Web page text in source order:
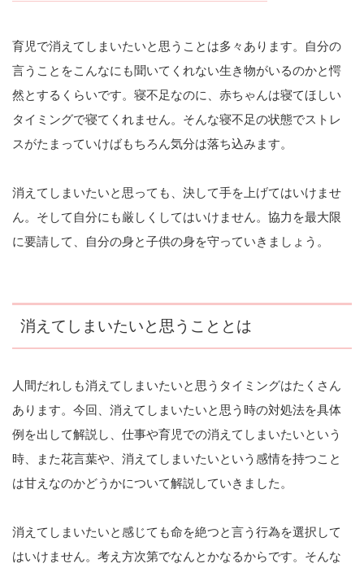
育児で消えてしまいたいと思うことは多々あります。自分の
言うことをこんなにも聞いてくれない生き物がいるのかと愕
然とするくらいです。寝不足なのに、赤ちゃんは寝てほしい
タイミングで寝てくれません。そんな寝不足の状態でストレ
スがたまっていけばもちろん気分は落ち込みます。
消えてしまいたいと思っても、決して手を上げてはいけませ
ん。そして自分にも厳しくしてはいけません。協力を最大限
に要請して、自分の身と子供の身を守っていきましょう。
消えてしまいたいと思うこととは
人間だれしも消えてしまいたいと思うタイミングはたくさん
あります。今回、消えてしまいたいと思う時の対処法を具体
例を出して解説し、仕事や育児での消えてしまいたいという
時、また花言葉や、消えてしまいたいという感情を持つこと
は甘えなのかどうかについて解説していきました。
消えてしまいたいと感じても命を絶つと言う行為を選択して
はいけません。考え方次第でなんとかなるからです。そんな